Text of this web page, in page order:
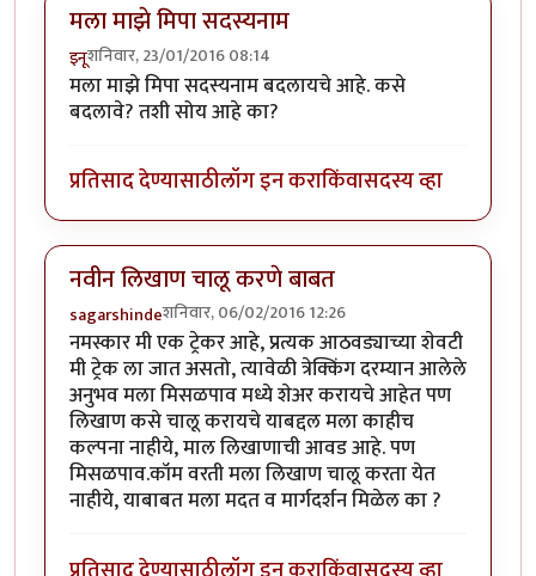
मला माझे मिपा सदस्यनाम
इनूशनिवार, 23/01/2016 08:14
मला माझे मिपा सदस्यनाम बदलायचे आहे. कसे
बदलावे? तशी सोय आहे का?
प्रतिसाद देण्यासाठीलॉग इन कराकिंवासदस्य व्हा
नवीन लिखाण चालू करणे बाबत
sagarshindeशनिवार, 06/02/2016 12:26
नमस्कार मी एक ट्रेकर आहे, प्रत्यक आठवड्याच्या शेवटी
मी ट्रेक ला जात असतो, त्यावेळी त्रेक्किंग दरम्यान आलेले
अनुभव मला मिसळपाव मध्ये शेअर करायचे आहेत पण
लिखाण कसे चालू करायचे याबद्दल मला काहीच
कल्पना नाहीये, माल लिखाणाची आवड आहे. पण
मिसळपाव.कॉम वरती मला लिखाण चालू करता येत
नाहीये, याबाबत मला मदत व मार्गदर्शन मिळेल का ?